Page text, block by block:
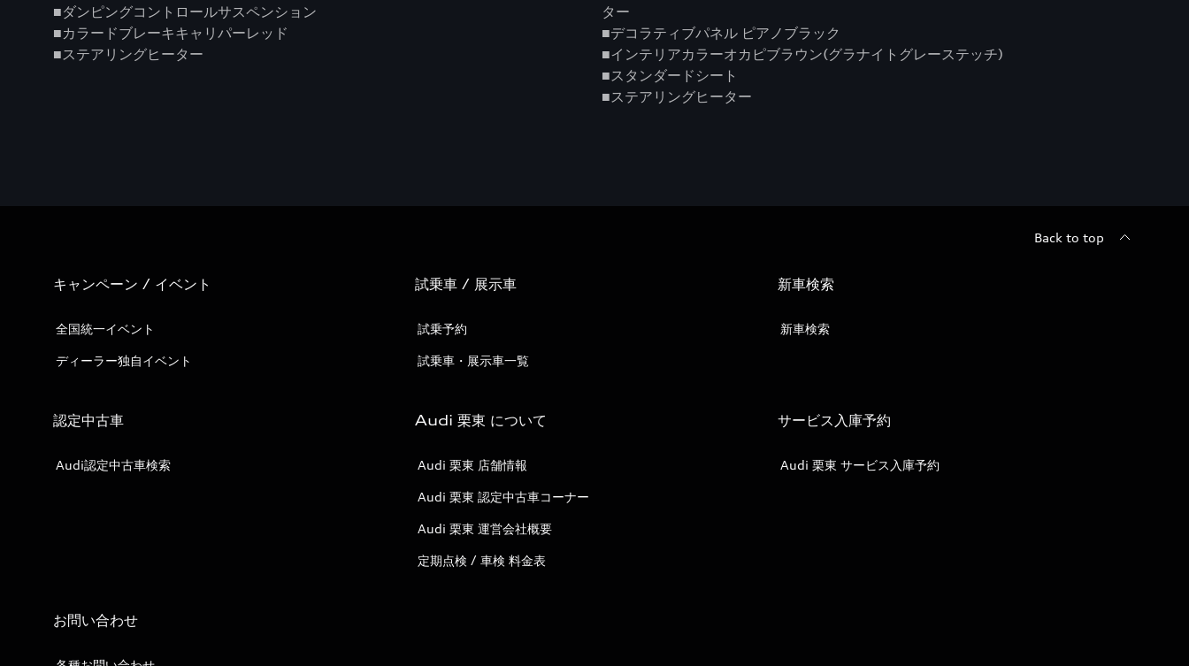
■ダンピングコントロールサスペンション
■カラードブレーキキャリパーレッド
■ステアリングヒーター
ター
■デコラティブパネル ピアノブラック
■インテリアカラーオカピブラウン(グラナイトグレーステッチ)
■スタンダードシート
■ステアリングヒーター
Back to top
キャンペーン / イベント
全国統一イベント
ディーラー独自イベント
試乗車 / 展示車
試乗予約
試乗車・展示車一覧
新車検索
新車検索
認定中古車
Audi認定中古車検索
Audi 栗東 について
Audi 栗東 店舗情報
Audi 栗東 認定中古車コーナー
Audi 栗東 運営会社概要
定期点検 / 車検 料金表
サービス入庫予約
Audi 栗東 サービス入庫予約
お問い合わせ